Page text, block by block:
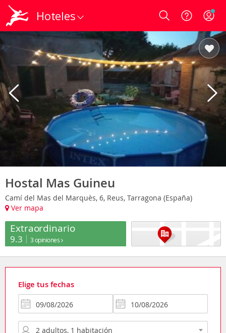
Hoteles Login
Hostal Mas Guineu
Camí del Mas del Marquès, 6, Reus, Tarragona (España)
Ver mapa
Extraordinario
9.3 3 opiniones
Elige tus fechas